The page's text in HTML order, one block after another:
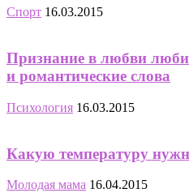
Спорт 16.03.2015
Признание в любви
и романтические слова
Психология 16.03.2015
Какую температуру
Молодая мама 16.04.2015